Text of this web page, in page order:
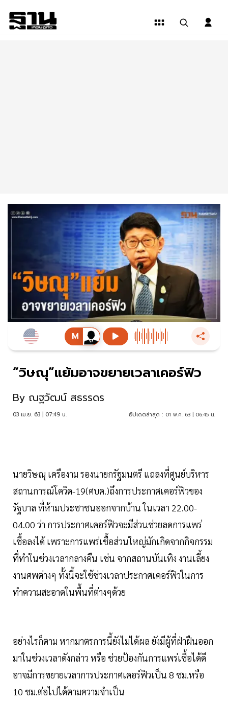
“วิษณุ”แย้มอาจขยายเวลาเคอร์ฟิว
By ณฐวัฒน์ สธรรดร
03 เม.ย. 63 | 07:49 น. อัปเดตล่าสุด : 01 พ.ค. 63 | 06:45 น.
นายวิษณุ เครืองาม รองนายกรัฐมนตรี แถลงที่ศูนย์บริหาร
สถานการณ์โควิด-19(ศบค.)ถึงการประกาศเคอร์ฟิวของ
รัฐบาล ที่ห้ามประชาชนออกจากบ้าน ในเวลา 22.00-
04.00 ว่า การประกาศเคอร์ฟิวจะมีส่วนช่วยลดการแพร่
เชื้อลงได้ เพราะการแพร่เชื้อส่วนใหญ่มักเกิดจากกิจกรรม
ที่ทำในช่วงเวลากลางคืน เช่น จากสถานบันเทิง งานเลี้ยง
งานศพต่างๆ ทั้งนี้จะใช้ช่วงเวลาประกาศเคอร์ฟิวในการ
ทำความสะอาดในพื้นที่ต่างๆด้วย
อย่างไรก็ตาม หากมาตรการนี้ยังไม่ได้ผล ยังมีผู้ที่ฝ่าฝืนออก
มาในช่วงเวลาดังกล่าว หรือ ช่วยป้องกันการแพร่เชื้อได้ดี
อาจมีการขยายเวลาการประกาศเคอร์ฟิวเป็น 8 ชม.หรือ
10 ชม.ต่อไปได้ตามความจำเป็น